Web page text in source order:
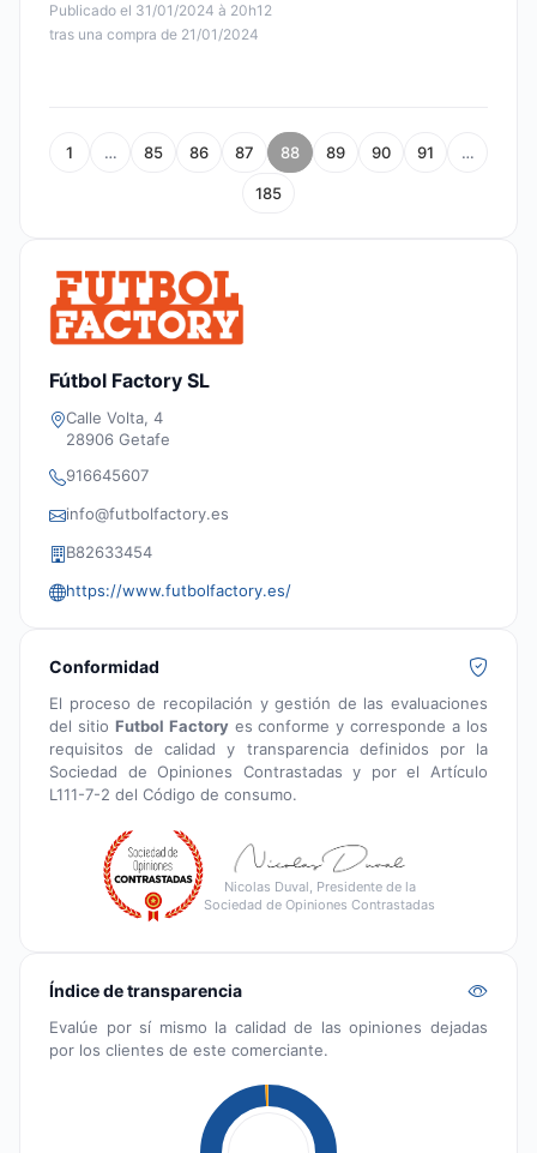
Publicado el 31/01/2024 à 20h12
tras una compra de 21/01/2024
1 … 85 86 87 88 89 90 91 …
185
Fútbol Factory SL
Calle Volta, 4
28906 Getafe
916645607
info@futbolfactory.es
B82633454
https://www.futbolfactory.es/
Conformidad
El proceso de recopilación y gestión de las evaluaciones
del sitio Futbol Factoryes conforme y corresponde a los
requisitos de calidad y transparencia definidos por la
Sociedad de Opiniones Contrastadas y por el Artículo
L111-7-2 del Código de consumo.
Nicolas Duval, Presidente de la
Sociedad de Opiniones Contrastadas
Índice de transparencia
Evalúe por sí mismo la calidad de las opiniones dejadas
por los clientes de este comerciante.